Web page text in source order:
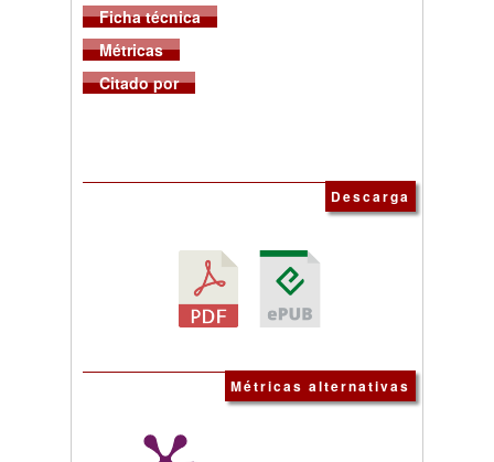
Ficha técnica
Métricas
Citado por
Descarga
Métricas alternativas